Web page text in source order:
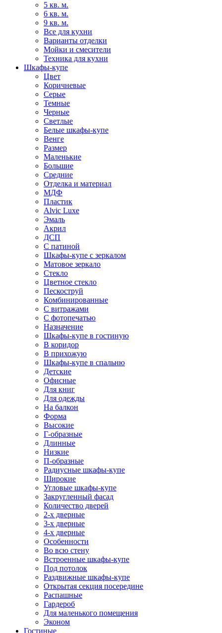
5 кв. м.
6 кв. м.
9 кв. м.
Все для кухни
Варианты отделки
Мойки и смесители
Техника для кухни
Шкафы-купе
Цвет
Коричневые
Серые
Темные
Черные
Светлые
Белые шкафы-купе
Венге
Размер
Маленькие
Большие
Средние
Отделка и материал
МДФ
Пластик
Alvic Luxe
Эмаль
Акрил
ДСП
С патиной
Шкафы-купе с зеркалом
Матовое зеркало
Стекло
Цветное стекло
Пескоструй
Комбинированные
С витражами
С фотопечатью
Назначение
Шкафы-купе в гостиную
В коридор
В прихожую
Шкафы-купе в спальню
Детские
Офисные
Для книг
Для одежды
На балкон
Форма
Высокие
Г-образные
Длинные
Низкие
П-образные
Радиусные шкафы-купе
Широкие
Угловые шкафы-купе
Закругленный фасад
Количество дверей
2-х дверные
3-х дверные
4-х дверные
Особенности
Во всю стену
Встроенные шкафы-купе
Под потолок
Раздвижные шкафы-купе
Открытая секция посередине
Распашные
Гардероб
Для маленького помещения
Эконом
Гостиные